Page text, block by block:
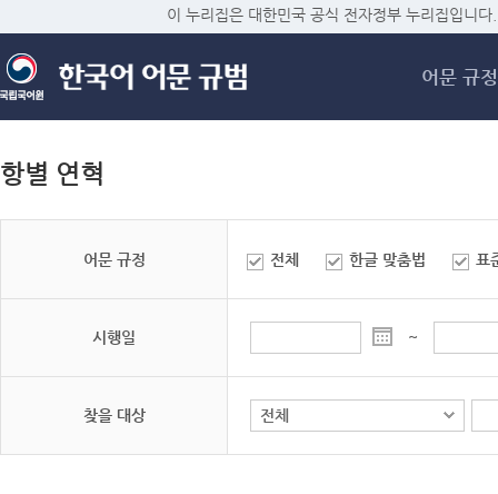
메
이 누리집은 대한민국 공식 전자정부 누리집입니다.
어문 규정
항별 연혁
어문 규정 전체 한글 맞춤법 표
시행일 ~
찾을 대상